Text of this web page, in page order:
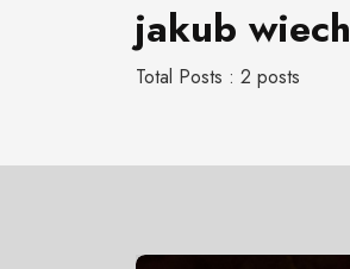
jakub wiech
Total Posts : 2 posts